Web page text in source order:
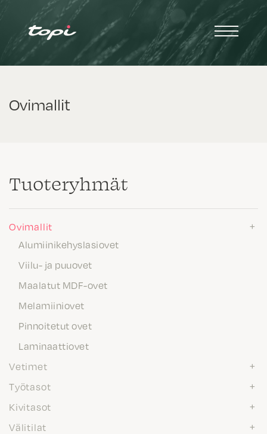
Ovimallit
Tuote­ryhmät
Ovimallit
Alumiinikehyslasiovet
Viilu- ja puuovet
Maalatut MDF-ovet
Melamiiniovet
Pinnoitetut ovet
Laminaattiovet
Vetimet
Työtasot
Kivitasot
Välitilat